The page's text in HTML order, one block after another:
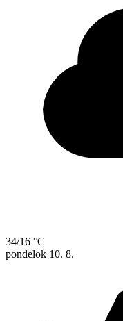
34/16 °C
pondelok 10. 8.